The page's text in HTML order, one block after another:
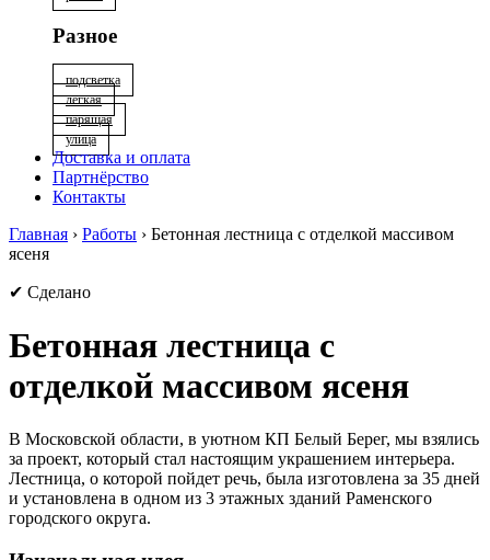
Разное
подсветка
лёгкая
парящая
улица
Доставка и оплата
Партнёрство
Контакты
Главная › Работы › Бетонная лестница с отделкой массивом
ясеня
✔ Сделано
Бетонная лестница с
отделкой массивом ясеня
В Московской области, в уютном КП Белый Берег, мы взялись
за проект, который стал настоящим украшением интерьера.
Лестница, о которой пойдет речь, была изготовлена за 35 дней
и установлена в одном из 3 этажных зданий Раменского
городского округа.